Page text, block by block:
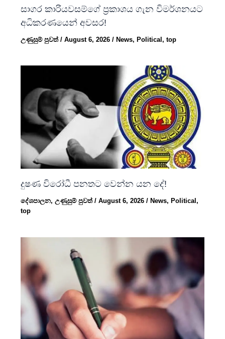
සාගර කාරියවසම්ගේ ප්‍රකාශය ගැන විමර්ශනයට
අධිකරණයෙන් අවසර!
උණුසුම් පුවත්/August 6, 2026/News,Political,top
දුෂණ විරෝධී පනතට වෙන්න යන දේ!
දේශපාලන,උණුසුම් පුවත්/August 6, 2026/ News, Political,
top